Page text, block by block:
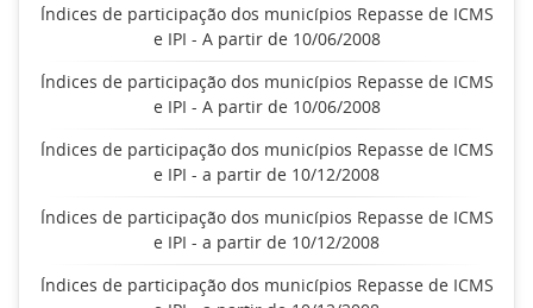
Índices de participação dos municípios Repasse de ICMS
e IPI - A partir de 10/06/2008
Índices de participação dos municípios Repasse de ICMS
e IPI - A partir de 10/06/2008
Índices de participação dos municípios Repasse de ICMS
e IPI - a partir de 10/12/2008
Índices de participação dos municípios Repasse de ICMS
e IPI - a partir de 10/12/2008
Índices de participação dos municípios Repasse de ICMS